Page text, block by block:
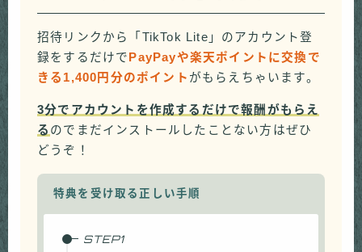
招待リンクから「TikTok Lite」のアカウント登
録をするだけでPayPayや楽天ポイントに交換で
きる1,400円分のポイント がもらえちゃいます。
3分でアカウントを作成するだけで報酬がもらえ
る のでまだインストールしたことない方はぜひ
どうぞ！
特典を受け取る正しい手順